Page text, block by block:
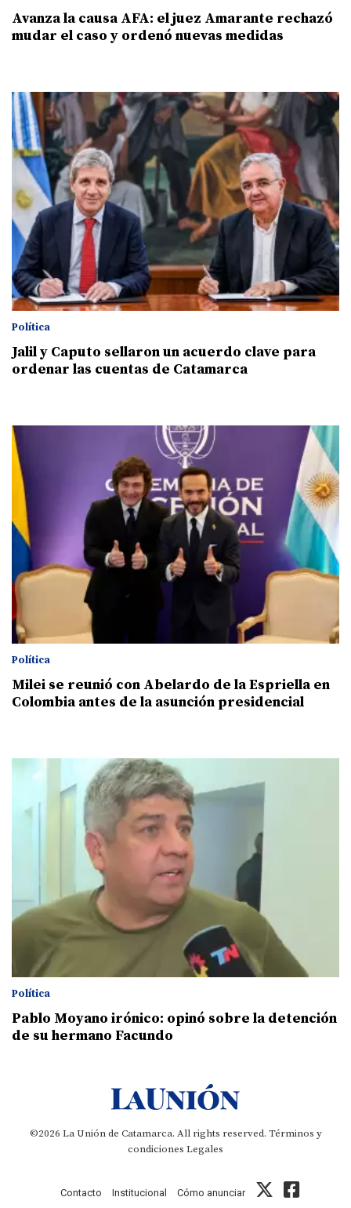
Avanza la causa AFA: el juez Amarante rechazó
mudar el caso y ordenó nuevas medidas
Política
Jalil y Caputo sellaron un acuerdo clave para
ordenar las cuentas de Catamarca
Política
Milei se reunió con Abelardo de la Espriella en
Colombia antes de la asunción presidencial
Política
Pablo Moyano irónico: opinó sobre la detención
de su hermano Facundo
©2026 La Unión de Catamarca. All rights reserved. Términos y
condiciones Legales
Contacto Institucional Cómo anunciar